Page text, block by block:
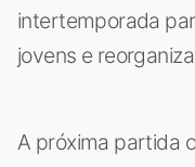
intertemporada
jovens e
A próxima partida